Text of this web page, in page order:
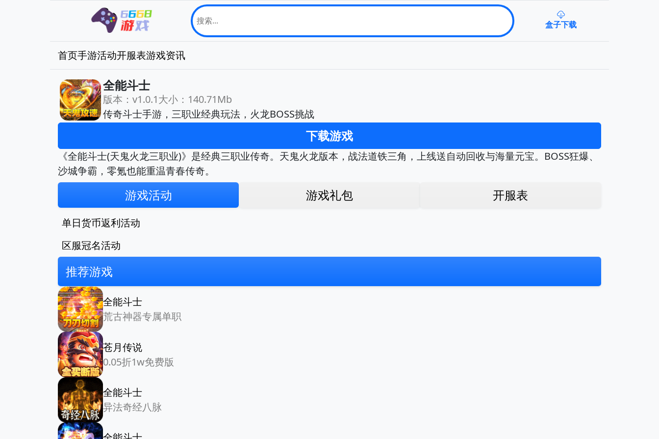
盒子下载
首页手游活动开服表游戏资讯
全能斗士
版本：v1.0.1大小：140.71Mb
传奇斗士手游，三职业经典玩法，火龙BOSS挑战
下载游戏
《全能斗士(天鬼火龙三职业)》是经典三职业传奇。天鬼火龙版本，战法道铁三角，上线送自动回收与海量元宝。BOSS狂爆、
沙城争霸，零氪也能重温青春传奇。
游戏活动 游戏礼包 开服表
单日货币返利活动
区服冠名活动
推荐游戏
全能斗士
荒古神器专属单职
苍月传说
0.05折1w免费版
全能斗士
异法奇经八脉